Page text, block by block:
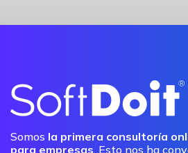
Somos la primera consultoría
para empresas. Esto nos ha